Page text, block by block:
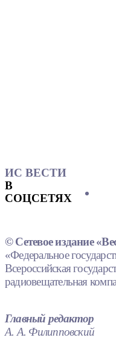
ИС ВЕСТИ
В
СОЦСЕТЯХ
© Сетевое издание
«Федеральное
Всероссийская
радиовещательная
Главный редактор
А. А. Филипповский